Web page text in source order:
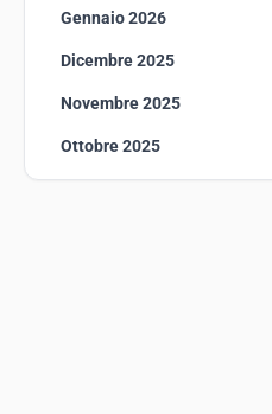
Gennaio 2026
Dicembre 2025
Novembre 2025
Ottobre 2025